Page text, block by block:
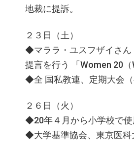
地裁に提訴。
２３日（土）
◆マララ・ユスフザイさん
提言を行う 「Women 20
◆全 国私教連、定期大会（
２６日（火）
◆20年４月から小学校で使
◆大学基準協会、東京医科